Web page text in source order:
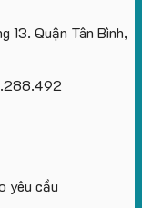
13. Quận Tân Bình,